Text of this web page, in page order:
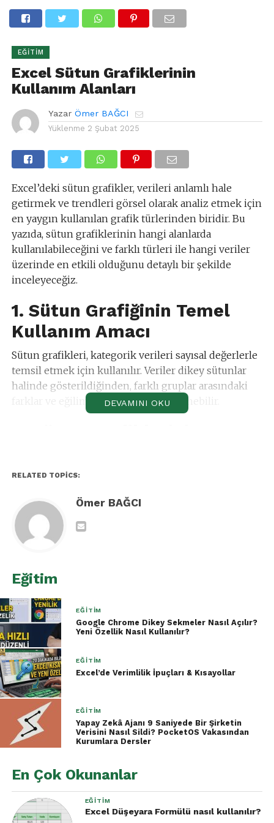
EĞITIM
Excel Sütun Grafiklerinin
Kullanım Alanları
Yazar Ömer BAĞCI
Yüklenme 2 Şubat 2025
Excel’deki sütun grafikler, verileri anlamlı hale
getirmek ve trendleri görsel olarak analiz etmek için
en yaygın kullanılan grafik türlerinden biridir. Bu
yazıda, sütun grafiklerinin hangi alanlarda
kullanılabileceğini ve farklı türleri ile hangi veriler
üzerinde en etkili olduğunu detaylı bir şekilde
inceleyeceğiz.
1. Sütun Grafiğinin Temel
Kullanım Amacı
Sütun grafikleri, kategorik verileri sayısal değerlerle
temsil etmek için kullanılır. Veriler dikey sütunlar
halinde gösterildiğinden, farklı gruplar arasındaki
farklar ve eğilimler kolayca gözlemlenebilir.
Sütun grafikleri, çok farklı alanlarda etkili bir şekilde
2.1. Satış ve Gelir Analizleri
Firmalar ve bireysel işletmeler, satış
faydalanabilir. Aylık veya yıllık satış verileri, farklı
bölgelerdeki gelir farklılıkları ve müşteri
segmentasyon analizleri sütun grafikleriyle kolayca
görüntülenebilir.
2.2. Performans
Değerlendirmeleri
Şirketler, çirketler, \xe7alışan performansını ve ürün
verimliliğini izlemek için sütun grafiklerinden
yararlanabilir.
2.3. Anket Sonuçlarının Analizi
Anketlerde toplanan veriler, sütun grafikleri
yardımıyla özetlenebilir. Katılımcıların tercihlerinin
ve görüşlerinin özetlenmesi için bu grafikler
oldukça etkilidir.
DEVAMINI OKU
RELATED TOPICS:
Ömer BAĞCI
Eğitim
EĞITIM
Google Chrome Dikey Sekmeler Nasıl Açılır?
Yeni Özellik Nasıl Kullanılır?
EĞITIM
Excel’de Verimlilik İpuçları & Kısayollar
EĞITIM
Yapay Zekâ Ajanı 9 Saniyede Bir Şirketin
Verisini Nasıl Sildi? PocketOS Vakasından
Kurumlara Dersler
En Çok Okunanlar
EĞITIM
Excel Düşeyara Formülü nasıl kullanılır?